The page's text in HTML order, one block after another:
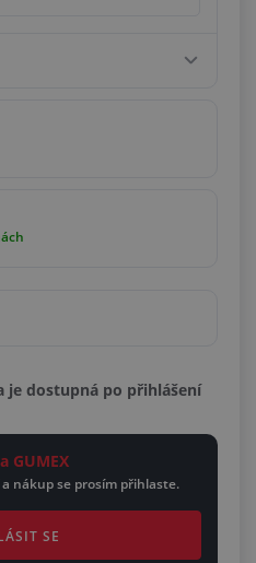
je dostupná po přihlášení
GUMEX
nákup se prosím přihlaste.
SE